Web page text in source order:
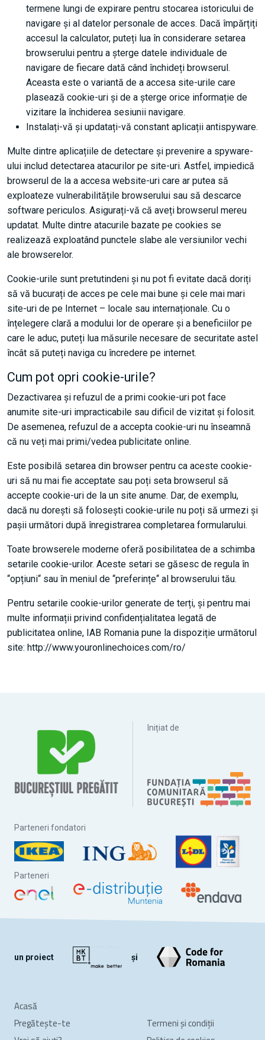
termene lungi de expirare pentru stocarea istoricului de
navigare și al datelor personale de acces. Dacă împărțiți
accesul la calculator, puteți lua în considerare setarea
browserului pentru a șterge datele individuale de
navigare de fiecare dată când închideți browserul.
Aceasta este o variantă de a accesa site-urile care
plasează cookie-uri și de a șterge orice informație de
vizitare la închiderea sesiunii navigare.
Instalați-vă și updatați-vă constant aplicații antispyware.
Multe dintre aplicațiile de detectare și prevenire a spyware-
ului includ detectarea atacurilor pe site-uri. Astfel, impiedică
browserul de la a accesa website-uri care ar putea să
exploateze vulnerabilitățile browserului sau să descarce
software periculos. Asigurați-vă că aveți browserul mereu
updatat. Multe dintre atacurile bazate pe cookies se
realizează exploatând punctele slabe ale versiunilor vechi
ale browserelor.
Cookie-urile sunt pretutindeni și nu pot fi evitate dacă doriți
să vă bucurați de acces pe cele mai bune și cele mai mari
site-uri de pe Internet – locale sau internaționale. Cu o
înțelegere clară a modului lor de operare și a beneficiilor pe
care le aduc, puteți lua măsurile necesare de securitate astel
încât să puteți naviga cu încredere pe internet.
Cum pot opri cookie-urile?
Dezactivarea și refuzul de a primi cookie-uri pot face
anumite site-uri impracticabile sau dificil de vizitat și folosit.
De asemenea, refuzul de a accepta cookie-uri nu înseamnă
că nu veți mai primi/vedea publicitate online.
Este posibilă setarea din browser pentru ca aceste cookie-
uri să nu mai fie acceptate sau poți seta browserul să
accepte cookie-uri de la un site anume. Dar, de exemplu,
dacă nu dorești să folosești cookie-urile nu poți să urmezi și
pașii următori după înregistrarea completarea formularului.
Toate browserele moderne oferă posibilitatea de a schimba
setarile cookie-urilor. Aceste setari se găsesc de regula în
“opțiuni“ sau în meniul de “preferințe“ al browserului tău.
Pentru setarile cookie-urilor generate de terți, și pentru mai
multe informații privind confidențialitatea legată de
publicitatea online, IAB Romania pune la dispoziție următorul
site: http://www.youronlinechoices.com/ro/
Inițiat de
Parteneri fondatori
Parteneri
un proiect și
Acasă
Pregătește-te
Termeni și condiții